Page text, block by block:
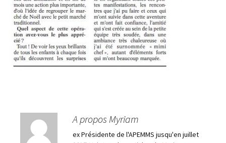
A propos Myriam
ex Présidente de l'APEMMS jusqu'en juillet